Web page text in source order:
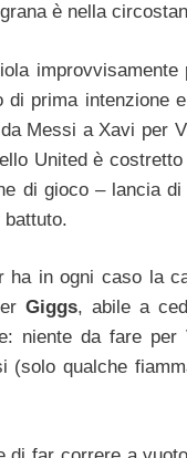
è nella
prima intenzione
Messi a Xavi per
United è
di gioco – lancia
in ogni caso la
Giggs, abile a
da fare per
qualche